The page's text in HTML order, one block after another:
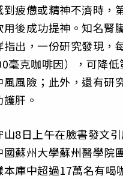
疲憊或精神不濟時，
後成功提神。知名腎
出，一份研究發現，
毫克咖啡因），可降低
風險；此外，還有研
肝。
8日上午在臉書發文
蘇州大學蘇州醫學院
庫中超過17萬名有喝